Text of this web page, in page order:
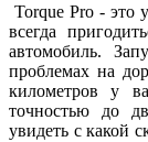
Torque Pro - это
всегда
автомобиль.
проблемах на
километров у
точностью до
увидеть с какой